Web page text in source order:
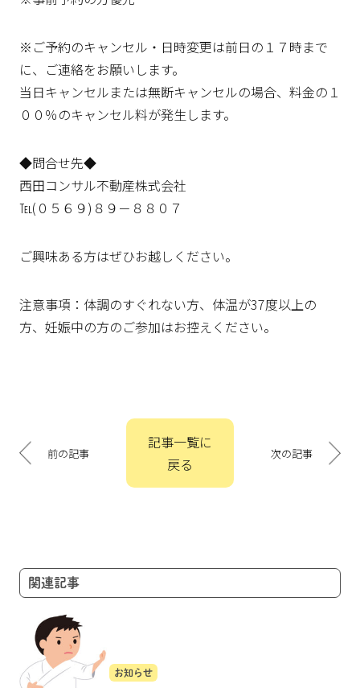
※ご予約のキャンセル・日時変更は前日の１７時まで
に、ご連絡をお願いします。
当日キャンセルまたは無断キャンセルの場合、料金の１
００％のキャンセル料が発生します。
◆問合せ先◆
西田コンサル不動産株式会社
℡(０５６９)８９－８８０７
ご興味ある方はぜひお越しください。
注意事項：体調のすぐれない方、体温が37度以上の
方、妊娠中の方のご参加はお控えください。
稿
ナ
ョ
ン
前の記事
記事一覧に
戻る
次の記事
関連記事
お知らせ